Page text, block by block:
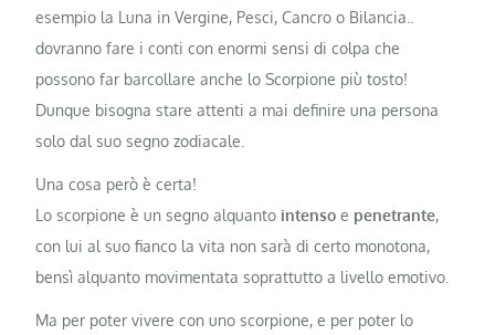
esempio la Luna in Vergine, Pesci, Cancro o Bilancia..
dovranno fare i conti con enormi sensi di colpa che
possono far barcollare anche lo Scorpione più tosto!
Dunque bisogna stare attenti a mai definire una persona
solo dal suo segno zodiacale.
Una cosa però è certa!
Lo scorpione è un segno alquanto intenso e penetrante,
con lui al suo fianco la vita non sarà di certo monotona,
bensì alquanto movimentata soprattutto a livello emotivo.
Ma per poter vivere con uno scorpione, e per poter lo